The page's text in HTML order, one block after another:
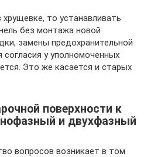
то устанавливать
без монтажа новой
замены предохранительной
согласия у уполномоченных
Это же касается и старых
поверхности к
и двухфазный
вопросов возникает в том